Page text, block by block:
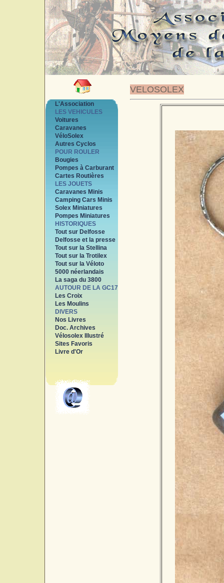
VELOSOLEX
L'Association
LES VEHICULES
Voitures
Caravanes
VéloSolex
Autres Cyclos
POUR ROULER
Bougies
Pompes à Carburant
Cartes Routières
LES JOUETS
Caravanes Minis
Camping Cars Minis
Solex Miniatures
Pompes Miniatures
HISTORIQUES
Tout sur Delfosse
Delfosse et la presse
Tout sur la Stellina
Tout sur la Trotilex
Tout sur la Véloto
5000 néerlandais
La saga du 3800
AUTOUR DE LA GC17
Les Croix
Les Moulins
DIVERS
Nos Livres
Doc. Archives
Vélosolex Illustré
Sites Favoris
Livre d'Or